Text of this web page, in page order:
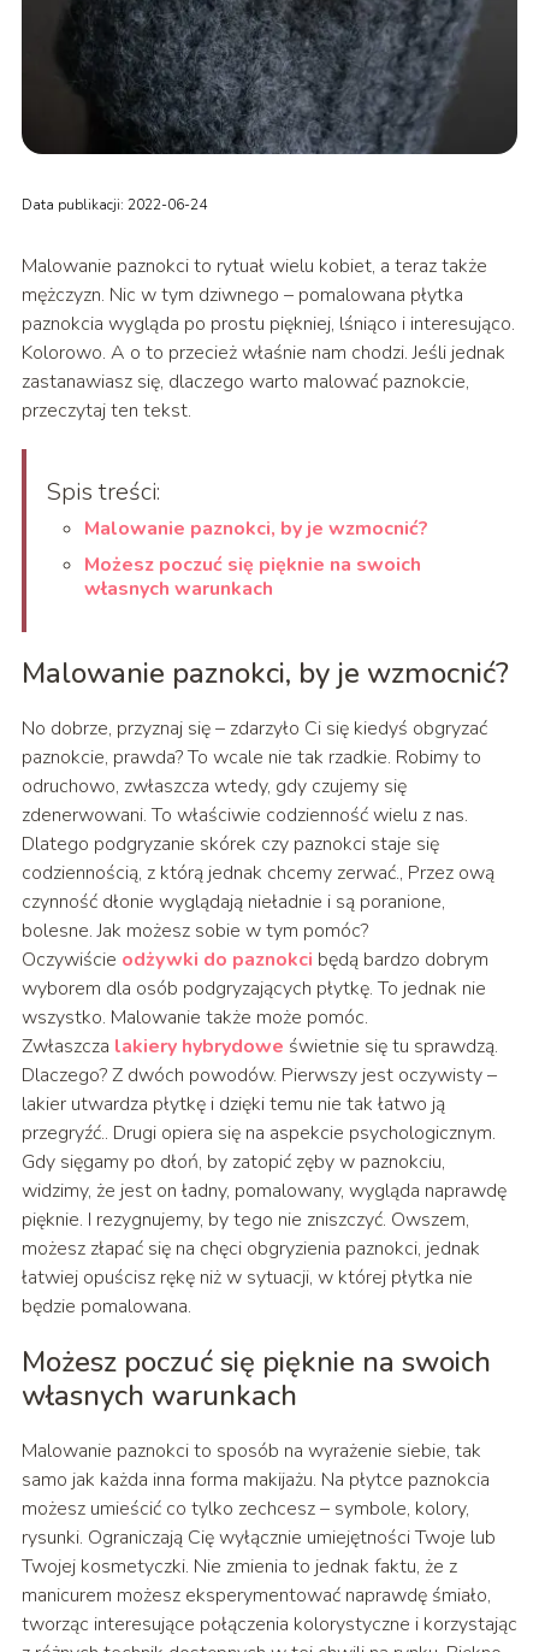
Data publikacji: 2022-06-24
Malowanie paznokci to rytuał wielu kobiet, a teraz także
mężczyzn. Nic w tym dziwnego – pomalowana płytka
paznokcia wygląda po prostu piękniej, lśniąco i interesująco.
Kolorowo. A o to przecież właśnie nam chodzi. Jeśli jednak
zastanawiasz się, dlaczego warto malować paznokcie,
przeczytaj ten tekst.
Spis treści:
Malowanie paznokci, by je wzmocnić?
Możesz poczuć się pięknie na swoich
własnych warunkach
Malowanie paznokci, by je wzmocnić?
No dobrze, przyznaj się – zdarzyło Ci się kiedyś obgryzać
paznokcie, prawda? To wcale nie tak rzadkie. Robimy to
odruchowo, zwłaszcza wtedy, gdy czujemy się
zdenerwowani. To właściwie codzienność wielu z nas.
Dlatego podgryzanie skórek czy paznokci staje się
codziennością, z którą jednak chcemy zerwać., Przez ową
czynność dłonie wyglądają nieładnie i są poranione,
bolesne. Jak możesz sobie w tym pomóc?
Oczywiście odżywki do paznokci będą bardzo dobrym
wyborem dla osób podgryzających płytkę. To jednak nie
wszystko. Malowanie także może pomóc.
Zwłaszcza lakiery hybrydowe świetnie się tu sprawdzą.
Dlaczego? Z dwóch powodów. Pierwszy jest oczywisty –
lakier utwardza płytkę i dzięki temu nie tak łatwo ją
przegryźć.. Drugi opiera się na aspekcie psychologicznym.
Gdy sięgamy po dłoń, by zatopić zęby w paznokciu,
widzimy, że jest on ładny, pomalowany, wygląda naprawdę
pięknie. I rezygnujemy, by tego nie zniszczyć. Owszem,
możesz złapać się na chęci obgryzienia paznokci, jednak
łatwiej opuścisz rękę niż w sytuacji, w której płytka nie
będzie pomalowana.
Możesz poczuć się pięknie na swoich
własnych warunkach
Malowanie paznokci to sposób na wyrażenie siebie, tak
samo jak każda inna forma makijażu. Na płytce paznokcia
możesz umieścić co tylko zechcesz – symbole, kolory,
rysunki. Ograniczają Cię wyłącznie umiejętności Twoje lub
Twojej kosmetyczki. Nie zmienia to jednak faktu, że z
manicurem możesz eksperymentować naprawdę śmiało,
tworząc interesujące połączenia kolorystyczne i korzystając